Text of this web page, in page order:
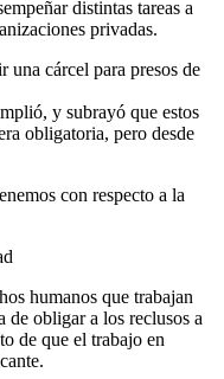
distintas tareas a
privadas.
una cárcel para presos de
y subrayó que estos
obligatoria, pero desde
con respecto a la
humanos que trabajan
de obligar a los reclusos a
de que el trabajo en